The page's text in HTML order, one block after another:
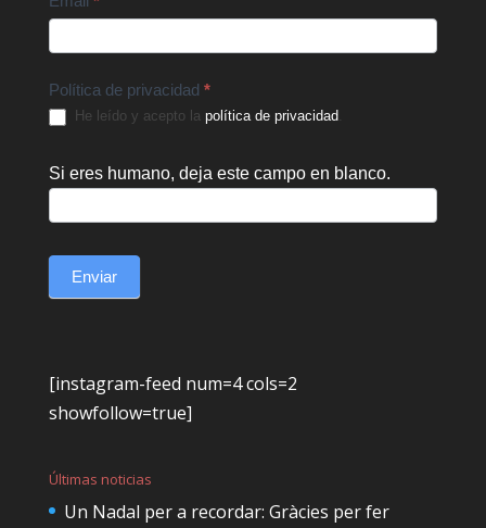
Política de privacidad *
He leído y acepto la política de privacidad.
Si eres humano, deja este campo en blanco.
Enviar
[instagram-feed num=4 cols=2
showfollow=true]
Últimas noticias
Un Nadal per a recordar: Gràcies per fer